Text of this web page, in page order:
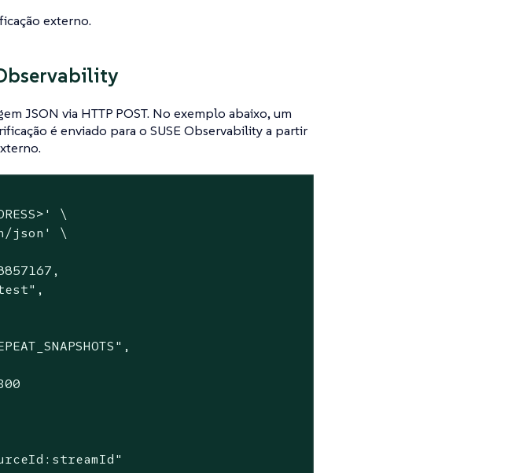
externo.
JSON via HTTP POST. No exemplo abaixo, um
é enviado para o SUSE Observability a partir
\
json'
\